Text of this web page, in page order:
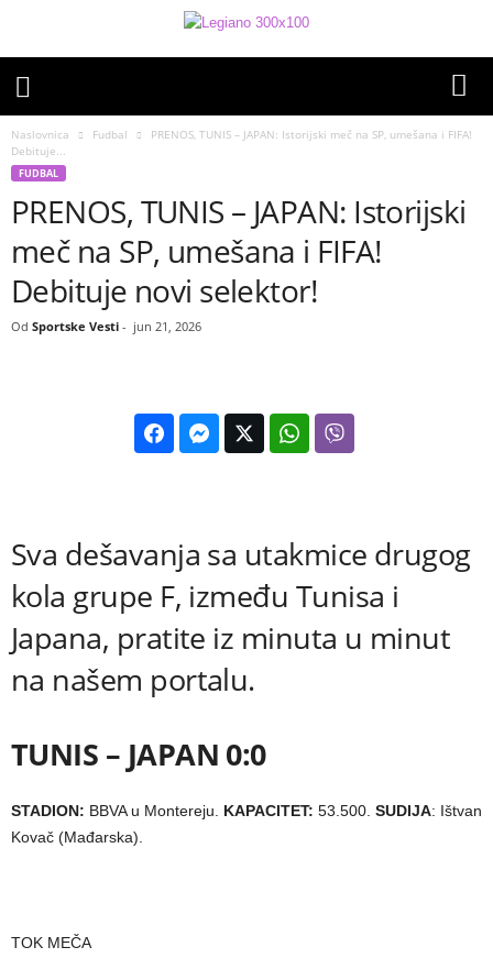
Naslovnica Fudbal
PRENOS, TUNIS – JAPAN: Istorijski meč na SP, umešana i FIFA!
Debituje...
FUDBAL
PRENOS, TUNIS – JAPAN: Istorijski
meč na SP, umešana i FIFA!
Debituje novi selektor!
Od Sportske Vesti - jun 21, 2026
Sva dešavanja sa utakmice drugog
kola grupe F, između Tunisa i
Japana, pratite iz minuta u minut
na našem portalu.
TUNIS – JAPAN 0:0
STADION: BBVA u Montereju. KAPACITET: 53.500. SUDIJA: Ištvan
Kovač (Mađarska).
TOK MEČA